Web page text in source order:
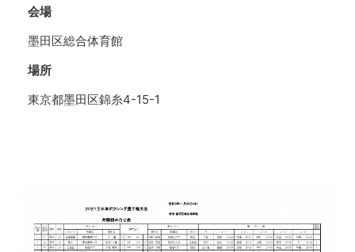
会場
墨田区総合体育館
場所
東京都墨田区錦糸4-15-1